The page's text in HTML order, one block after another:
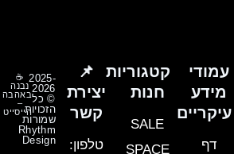
עמודי
מידע
עיקריים
דף
קטגוריות
חנות
SALE
SPACE
📌
יצירת
קשר
טלפון:
2025-
2026
© כל
הזכויות
שמורות
Rhythm
Design
☕
נבנה
באהבה
–
הייסייט